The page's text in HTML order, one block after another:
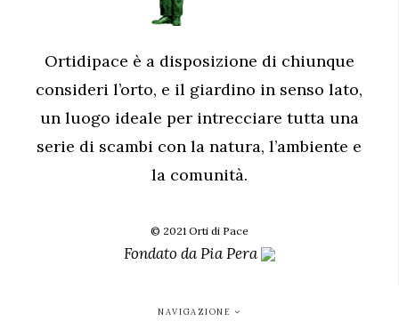
Ortidipace è a disposizione di chiunque
consideri l’orto, e il giardino in senso lato,
un luogo ideale per intrecciare tutta una
serie di scambi con la natura, l’ambiente e
la comunità.
© 2021 Orti di Pace
Fondato daPia Pera
NAVIGAZIONE